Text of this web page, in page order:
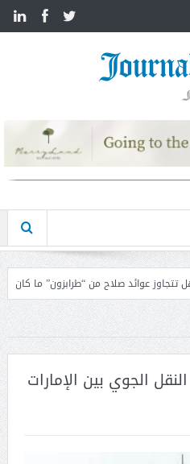
ما كان يتقاضاه في ليفربول؟
الجوي بين الإمارات